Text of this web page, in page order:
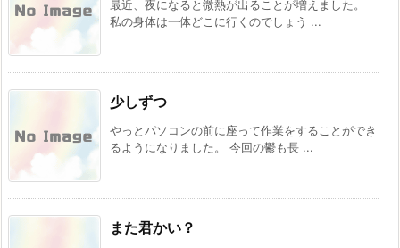
最近、夜になると微熱が出ることが増えました。
私の身体は一体どこに行くのでしょう ...
少しずつ
やっとパソコンの前に座って作業をすることができ
るようになりました。 今回の鬱も長 ...
また君かい？